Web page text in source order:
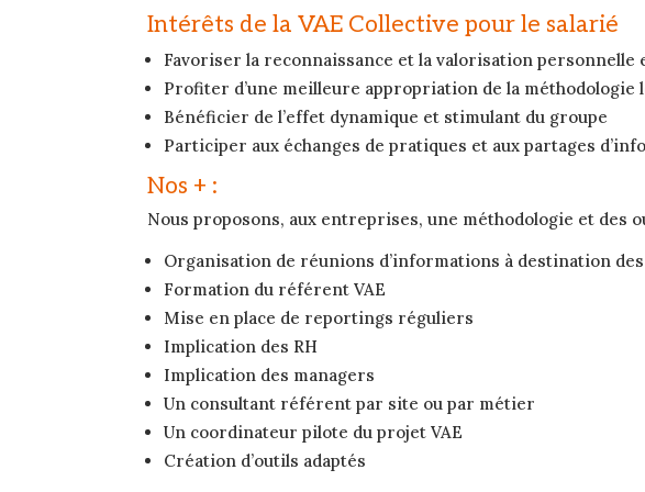
Intérêts de la VAE Collective pour le salarié
Favoriser la reconnaissance et la valorisation personnelle
Profiter d’une meilleure appropriation de la
Bénéficier de l’effet dynamique et stimulant du groupe
Participer aux échanges de pratiques et aux partages
Nos + :
Nous proposons, aux entreprises, une méthodologie et des
Organisation de réunions d’informations à destination
Formation du référent VAE
Mise en place de reportings réguliers
Implication des RH
Implication des managers
Un consultant référent par site ou par métier
Un coordinateur pilote du projet VAE
Création d’outils adaptés